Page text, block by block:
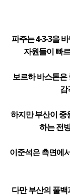
파주는 4-3-3을
자원들이 빠
보르하 바스톤은
감
하지만 부산이 중
하는 전
이준석은 측면에
다만 부산의 풀